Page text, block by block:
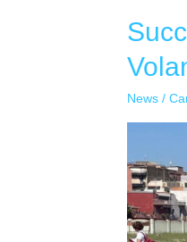
News /
Successo
la
Dusmet-
Giochi
di
Atletica
“Palla